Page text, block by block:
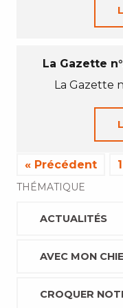
La Gazette
La Gazette
« Précédent 1
THÉMATIQUE
ACTUALITÉS
AVEC MON
CROQUER